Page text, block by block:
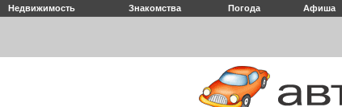
Недвижимость Знакомства Погода Афиша